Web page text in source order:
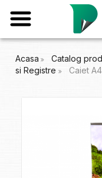
Acasa Catalog
si Registre
Caiet